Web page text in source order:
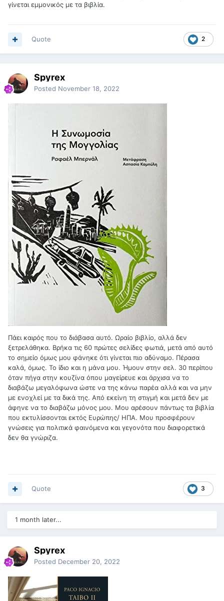
γίνεται εμμονικός με τα βιβλία.
2
Quote
Spyrex
Posted November 18, 2022
Πάει καιρός που το διάβασα αυτό. Ωραίο βιβλίο, αλλά δεν
ξετρελάθηκα. Βρήκα τις 60 πρώτες σελίδες φωτιά, μετά από αυτό
το σημείο όμως μου φάνηκε ότι γίνεται πιο αδύναμο. Πέρασα
καλά, όμως. Το ίδιο και η μάνα μου. Ήμουν στην σελ. 30 περίπου
όταν πήγα στην κουζίνα όπου μαγείρευε και άρχισα να το
διαβάζω μεγαλόφωνα ώστε να της κάνω παρέα αλλά και να μην
με ενοχλεί με τα δικά της. Από εκείνη τη στιγμή και μετά δεν με
άφηνε να το διαβάζω μόνος μου. Μου αρέσουν πάντως τα βιβλία
που εκτυλίσσονται εκτός Ευρώπης/ ΗΠΑ. Μου προσφέρουν
γνώσεις για πολιτικά φαινόμενα και γεγονότα που διαφορετικά
δεν θα γνώριζα.
3
Quote
1 month later...
Spyrex
Posted December 20, 2022